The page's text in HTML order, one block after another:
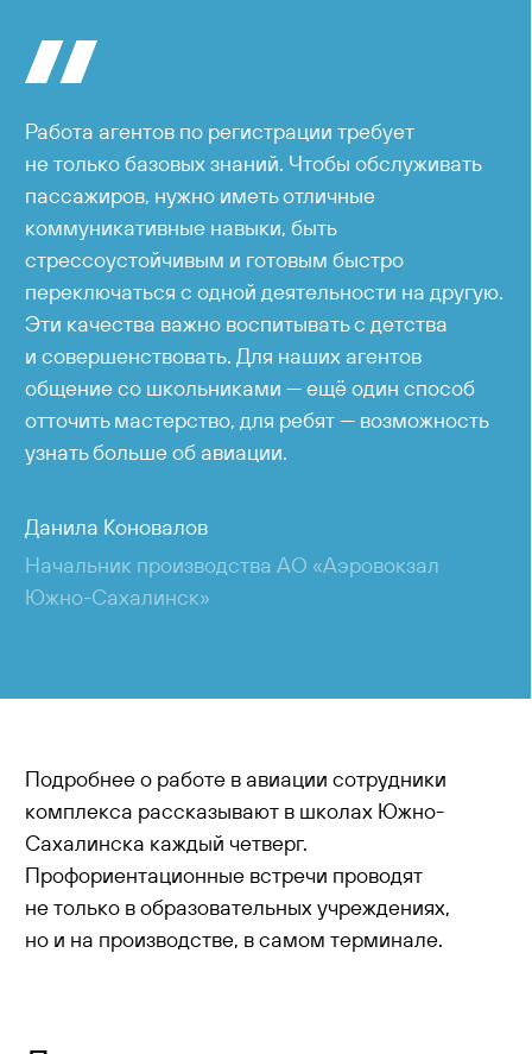
Работа агентов по регистрации требует
не только базовых знаний. Чтобы обслуживать
пассажиров, нужно иметь отличные
коммуникативные навыки, быть
стрессоустойчивым и готовым быстро
переключаться с одной деятельности на другую.
Эти качества важно воспитывать с детства
и совершенствовать. Для наших агентов
общение со школьниками — ещё один способ
отточить мастерство, для ребят — возможность
узнать больше об авиации.
Данила Коновалов
Начальник производства АО «Аэровокзал
Южно-Сахалинск»
Подробнее о работе в авиации сотрудники
комплекса рассказывают в школах Южно-
Сахалинска каждый четверг.
Профориентационные встречи проводят
не только в образовательных учреждениях,
но и на производстве, в самом терминале.